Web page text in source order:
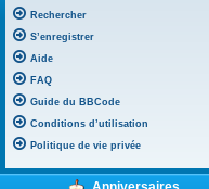
Rechercher
S’enregistrer
Aide
FAQ
Guide du BBCode
Conditions d’utilisation
Politique de vie privée